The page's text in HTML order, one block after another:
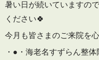
暑い日が続いていますの
ください🍀
今月も皆さまのご来院を
・●・海老名すずらん整体